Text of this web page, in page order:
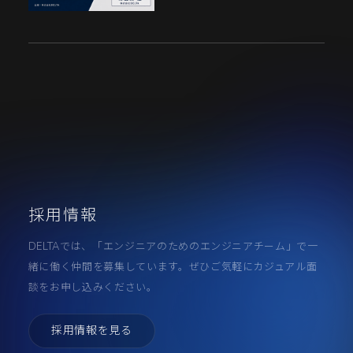
採用情報
DELTAでは、「エンジニアのためのエンジニアチーム」で一
緒に働く仲間を募集しています。ぜひご気軽にカジュアル面
談をお申し込みください。
採用情報を見る